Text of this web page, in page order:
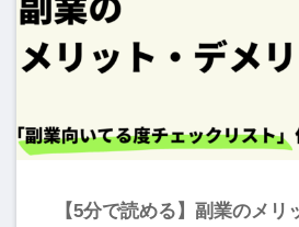
【5分で読める】副業のメリ